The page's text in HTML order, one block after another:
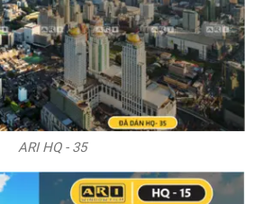
ARI HQ - 35